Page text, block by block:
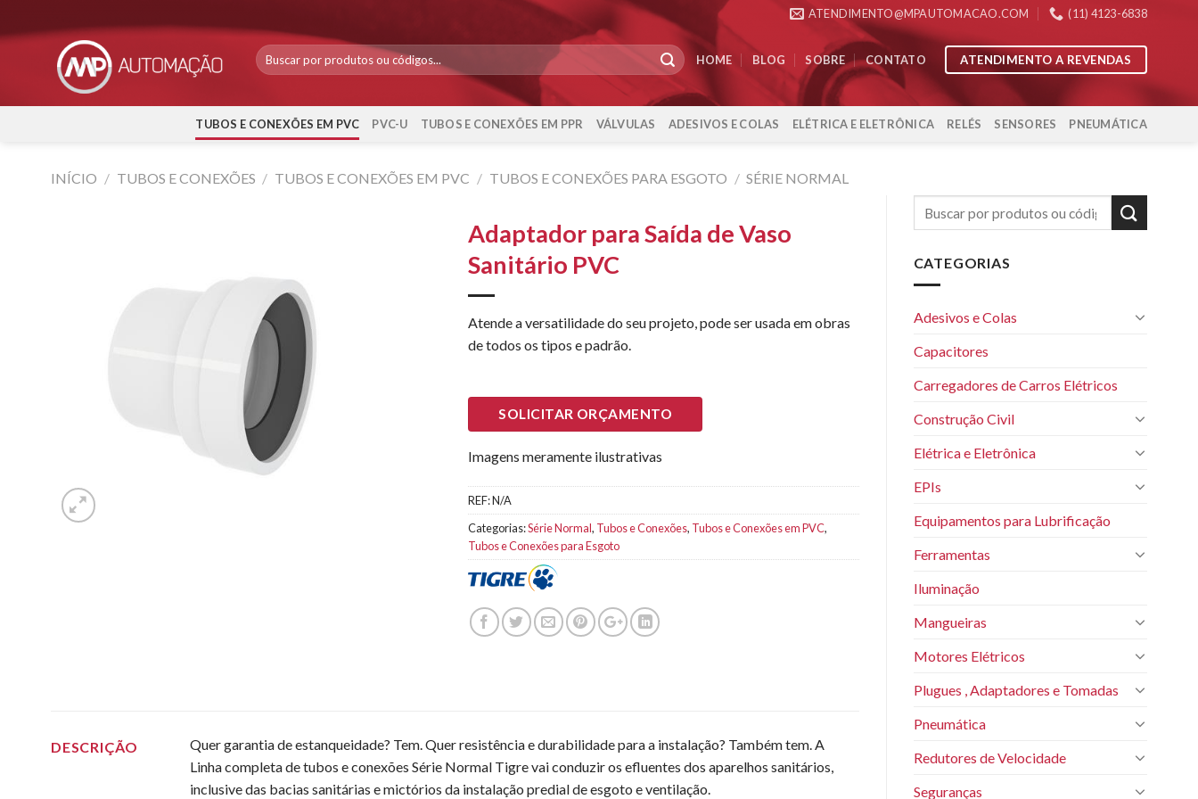
to
ATENDIMENTO@MPAUTOMACAO.COM (11) 4123-6838
HOME BLOG SOBRE CONTATO ATENDIMENTO A REVENDAS
TUBOS E CONEXÕES EM PVC PVC-U TUBOS E CONEXÕES EM PPR VÁLVULAS ADESIVOS E COLAS ELÉTRICA E ELETRÔNICA RELÉS SENSORES PNEUMÁTICA
INÍCIO / TUBOS E CONEXÕES / TUBOS E CONEXÕES EM PVC / TUBOS E CONEXÕES PARA ESGOTO / SÉRIE NORMAL
CATEGORIAS
Adesivos e Colas
Capacitores
Carregadores de Carros Elétricos
Construção Civil
Elétrica e Eletrônica
EPIs
Equipamentos para Lubrificação
Ferramentas
Iluminação
Mangueiras
Motores Elétricos
Plugues , Adaptadores e Tomadas
Pneumática
Redutores de Velocidade
Seguranças
Adaptador para Saída de Vaso
Sanitário PVC
Atende a versatilidade do seu projeto, pode ser usada em obras
de todos os tipos e padrão.
SOLICITAR ORÇAMENTO
Imagens meramente ilustrativas
REF:N/A
Categorias:Série Normal, Tubos e Conexões, Tubos e Conexões em PVC,
Tubos e Conexões para Esgoto
DESCRIÇÃO
Quer garantia de estanqueidade? Tem. Quer resistência e durabilidade para a instalação? Também tem. A
Linha completa de tubos e conexões Série Normal Tigre vai conduzir os efluentes dos aparelhos sanitários,
inclusive das bacias sanitárias e mictórios da instalação predial de esgoto e ventilação.